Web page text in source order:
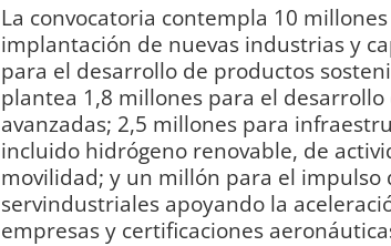
La convocatoria contempla 10
implantación de nuevas industrias y
para el desarrollo de productos
plantea 1,8 millones para el
avanzadas; 2,5 millones para
incluido hidrógeno renovable, de
movilidad; y un millón para el
servindustriales apoyando la
empresas y certificaciones